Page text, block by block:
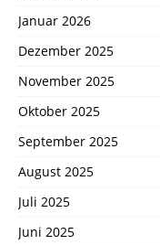
Januar 2026
Dezember 2025
November 2025
Oktober 2025
September 2025
August 2025
Juli 2025
Juni 2025